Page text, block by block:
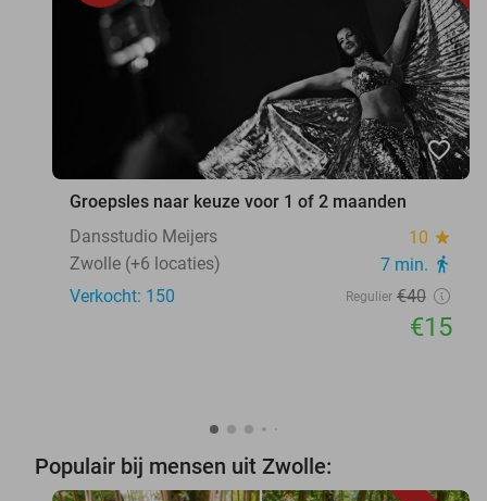
favorite_border
Groepsles naar keuze voor 1 of 2 maanden
Dansstudio Meijers
10 star
Zwolle (+6 locaties) 7 min. directions_walk
Verkocht: 150 Regulier €40
€15
Populair bij mensen uit Zwolle: